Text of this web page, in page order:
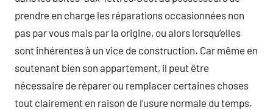
prendre en charge les réparations occasionnées non
pas par vous mais par la origine, ou alors lorsqu’elles
sont inhérentes à un vice de construction. Car même en
soutenant bien son appartement, il peut être
nécessaire de réparer ou remplacer certaines choses
tout clairement en raison de l’usure normale du temps.